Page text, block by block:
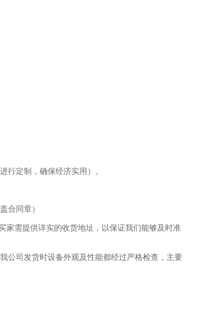
行定制，确保经济实用）。
合同章）
家需提供详实的收货地址，以保证我们能够及时准
公司发货时设备外观及性能都经过严格检查，主要